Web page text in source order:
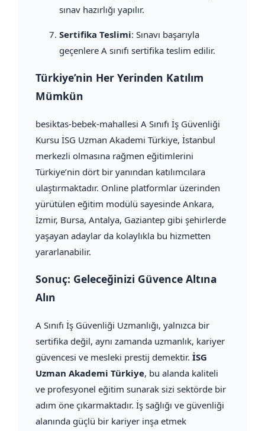
sınav hazırlığı yapılır.
Sertifika Teslimi: Sınavı başarıyla
geçenlere A sınıfı sertifika teslim edilir.
Türkiye’nin Her Yerinden Katılım
Mümkün
besiktas-bebek-mahallesi A Sınıfı İş Güvenliği
Kursu İSG Uzman Akademi Türkiye, İstanbul
merkezli olmasına rağmen eğitimlerini
Türkiye’nin dört bir yanından katılımcılara
ulaştırmaktadır. Online platformlar üzerinden
yürütülen eğitim modülü sayesinde Ankara,
İzmir, Bursa, Antalya, Gaziantep gibi şehirlerde
yaşayan adaylar da kolaylıkla bu hizmetten
yararlanabilir.
Sonuç: Geleceğinizi Güvence Altına
Alın
A Sınıfı İş Güvenliği Uzmanlığı, yalnızca bir
sertifika değil, aynı zamanda uzmanlık, kariyer
güvencesi ve mesleki prestij demektir. İSG
Uzman Akademi Türkiye, bu alanda kaliteli
ve profesyonel eğitim sunarak sizi sektörde bir
adım öne çıkarmaktadır. İş sağlığı ve güvenliği
alanında güçlü bir kariyer inşa etmek